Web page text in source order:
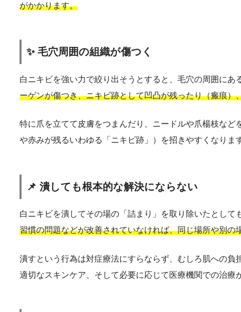
がかかります。
✨ 毛穴周囲の組織が傷つく
白ニキビを強い力で絞り出そうとすると、毛穴の周囲にあ
ーゲンが傷つき、ニキビ跡として凹凸が残ったり（瘢痕
特に爪を立てて皮膚をつまんだり、ニードルや爪楊枝な
や赤みが残るいわゆる「ニキビ跡」）を招きやすくなりま
📌 潰しても根本的な解決にならない
白ニキビを潰してその場の「詰まり」を取り除いたとして
習慣の問題などが改善されていなければ、同じ場所や別の
潰すという行為は対症療法にすらならず、むしろ肌への
適切なスキンケア、そして必要に応じて医療機関での治療